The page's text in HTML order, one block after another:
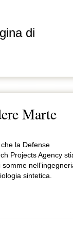
di
Marte
la Defense
Projects Agency
sintetica.